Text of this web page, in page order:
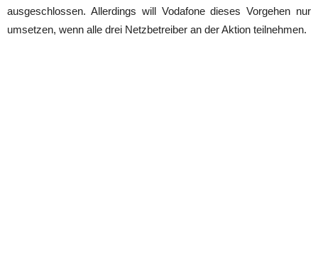
ausgeschlossen. Allerdings will Vodafone dieses Vorgehen nur
umsetzen, wenn alle drei Netzbetreiber an der Aktion teilnehmen.